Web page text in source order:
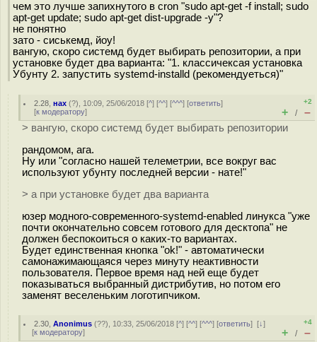
чем это лучше запихнутого в cron "sudo apt-get -f install; sudo
apt-get update; sudo apt-get dist-upgrade -y"?
не понятно
зато - сиськемд, йоу!
вангую, скоро системд будет выбирать репозитории, а при
установке будет два варианта: "1. классичексая установка
Убунту 2. запустить systemd-installd (рекомендуеться)"
2.28 ,нах (?), 10:09, 25/06/2018 [^] [^^] [^^^] [ответить]
[к модератору]
+2
+ / –
> вангую, скоро системд будет выбирать репозитории
рандомом, ага.
Ну или "согласно нашей телеметрии, все вокруг вас
используют убунту последней версии - нате!"
> а при установке будет два варианта
юзер модного-современного-systemd-enabled линукса "уже
почти окончательно совсем готового для десктопа" не
должен беспокоиться о каких-то вариантах.
Будет единственная кнопка "ok!" - автоматически
самонажимающаяся через минуту неактивности
пользователя. Первое время над ней еще будет
показываться выбранный дистрибутив, но потом его
заменят веселеньким логотипчиком.
2.30 ,Anonimus (??), 10:33, 25/06/2018 [^] [^^] [^^^] [ответить][↓]
[к модератору]
+4
+ / –